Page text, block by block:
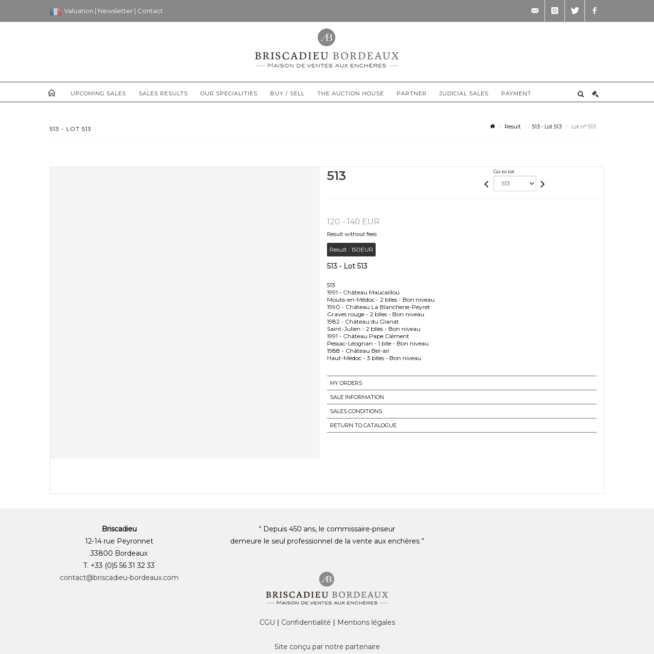
Valuation | Newsletter | Contact
UPCOMING SALES SALES RESULTS OUR SPECIALITIES BUY / SELL THE AUCTION HOUSE PARTNER JUDICIAL SALES PAYMENT
513 - LOT 513 Result 513 - Lot 513 Lot n° 513
513 Go to lot
120 - 140 EUR
Result without fees
Result : 150EUR
513 - Lot 513
513
1991 - Château Maucaillou
Moulis-en-Médoc - 2 blles - Bon niveau
1990 - Château La Blancherie-Peyret
Graves rouge - 2 blles - Bon niveau
1982 - Château du Glanat
Saint-Julien - 2 blles - Bon niveau
1991 - Château Pape Clément
Pessac-Léognan - 1 blle - Bon niveau
1988 - Château Bel-air
Haut-Médoc - 3 blles - Bon niveau
MY ORDERS
SALE INFORMATION
SALES CONDITIONS
RETURN TO CATALOGUE
Briscadieu
12-14 rue Peyronnet
33800 Bordeaux
T. +33 (0)5 56 31 32 33
contact@briscadieu-bordeaux.com
“ Depuis 450 ans, le commissaire-priseur
demeure le seul professionnel de la vente aux enchères ”
CGU | Confidentialité | Mentions légales
Site conçu par notre partenaire